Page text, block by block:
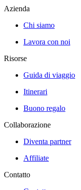
Azienda
Chi siamo
Lavora con noi
Risorse
Guida di viaggio
Itinerari
Buono regalo
Collaborazione
Diventa partner
Affiliate
Contatto